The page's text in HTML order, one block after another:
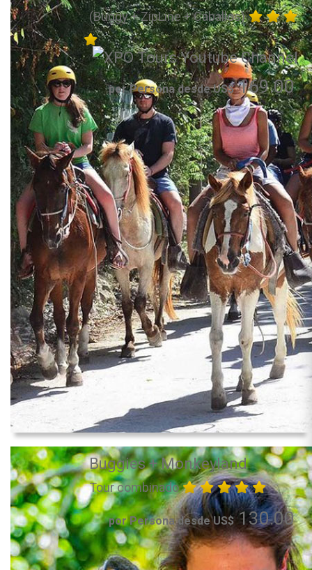
(Buggy + ZipLine + Caballos)
por Persona desde US$169.00
Buggies + Monkeyland
Tour combinado
por Persona desde US$130.00